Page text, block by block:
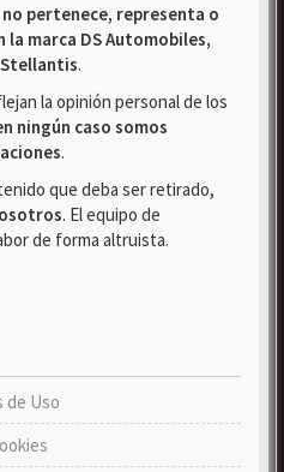
no pertenece, representa o
marca DS Automobiles,
.
la opinión personal de los
ningún caso somos
.
que deba ser retirado,
. El equipo de
de forma altruista.
de Uso